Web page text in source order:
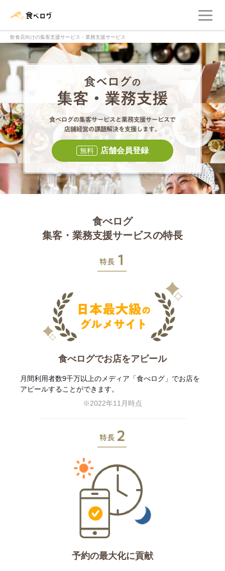
飲食店向けの集客支援サービス・業務支援サービス
食べログの集客
食べログの集
無料 店舗会員登録
食べログ
集客・業務支援サービスの特長
食べログでお店をアピール
月間利用者数9千万以上のメディア「食べログ」でお店を
アピールすることができます。
※2022年11月時点
予約の最大化に貢献